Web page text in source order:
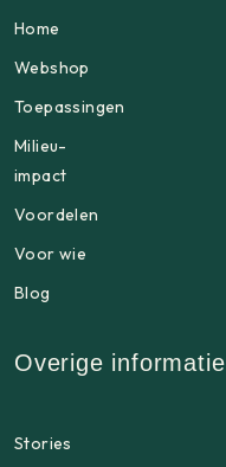
Home
Webshop
Toepassingen
Milieu-
impact
Voordelen
Voor wie
Blog
Overige informatie
Stories